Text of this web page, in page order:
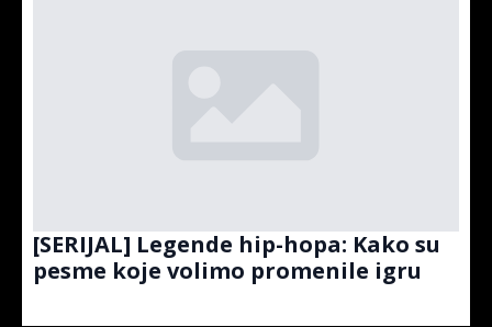
[SERIJAL] Legende hip-hopa: Kako su
pesme koje volimo promenile igru